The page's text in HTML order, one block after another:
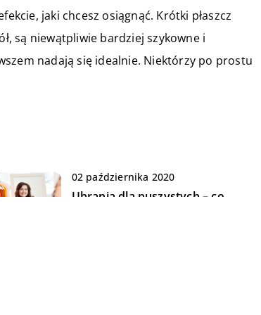
jaki chcesz osiągnąć. Krótki płaszcz
są niewątpliwie bardziej szykowne i
nadają się idealnie. Niektórzy po prostu
02 października 2020
Ubrania dla puszystych – co